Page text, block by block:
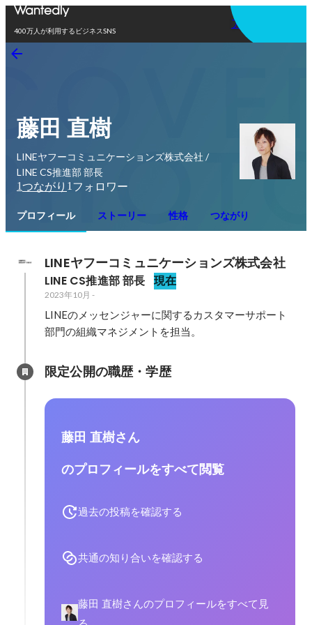
400万人が利用するビジネスSNS
アプリを使う
藤田 直樹
LINEヤフーコミュニケーションズ株式会社 /
LINE CS推進部 部長
1つながり 1 フォロワー
プロフィール ストーリー 性格 つながり
LINEヤフーコミュニケーションズ株式会社
LINE CS推進部 部長 現在
2023年10月 -
LINEのメッセンジャーに関するカスタマーサポート
部門の組織マネジメントを担当。
限定公開の職歴・学歴
藤田 直樹さん
のプロフィールをすべて閲覧
過去の投稿を確認する
共通の知り合いを確認する
藤田 直樹さんのプロフィールをすべて見